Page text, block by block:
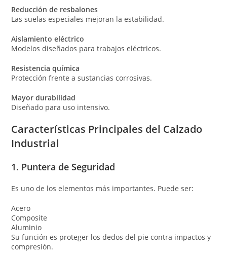
Reducción de resbalones
Las suelas especiales mejoran la estabilidad.
Aislamiento eléctrico
Modelos diseñados para trabajos eléctricos.
Resistencia química
Protección frente a sustancias corrosivas.
Mayor durabilidad
Diseñado para uso intensivo.
Características Principales del Calzado
Industrial
1. Puntera de Seguridad
Es uno de los elementos más importantes. Puede ser:
Acero
Composite
Aluminio
Su función es proteger los dedos del pie contra impactos y
compresión.